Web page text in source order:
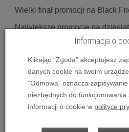
Wielki finał promocji na Black
Największe promocje na
naszym sklepie już ruszyły!
wszystko w najniższych cenach.
najciekawszych ofert
Audiolaba, Cambridge Audio i
Warto się spieszyć,
Informacja o
Klikając “Zgoda” akceptujesz
danych cookie na twoim
“Odmowa” oznacza
niezbędnych do funkcjonowania
informacji o cookie w polityce